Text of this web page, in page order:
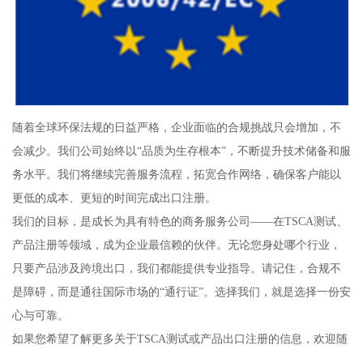
随着全球环保法规的日益严格，企业面临的合规挑战只会增加，不
会减少。我们公司始终以“品质为生存根本”，不断提升技术储备和服
务水平。我们将继续完善服务流程，拓宽合作网络，确保客户能以
更低的成本、更短的时间完成出口注册。
我们的目标，是成长为具有特色的商务服务公司——在TSCA测试、
产品注册等领域，成为企业最信赖的伙伴。无论您身处哪个行业，
只要产品涉及跨境出口，我们都能提供专业指导。请记住，合规不
是障碍，而是通往国际市场的“通行证”。选择我们，就是选择一份安
心与可靠。
如果您希望了解更多关于TSCA测试或产品出口注册的信息，欢迎随